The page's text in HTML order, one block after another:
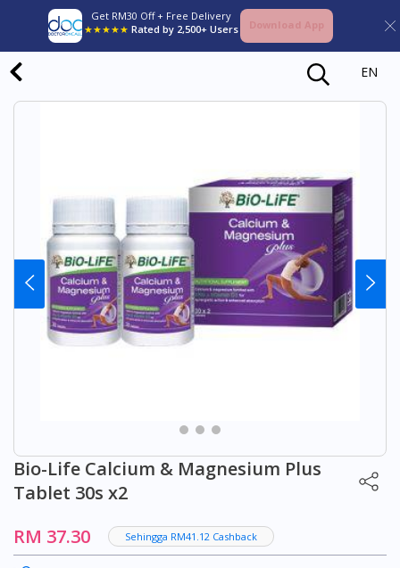
Get RM30 Off + Free Delivery
★★★★★ Rated by 2,500+ Users Download App
EN
Bio-Life Calcium & Magnesium Plus
Tablet 30s x2
RM 37.30
Sehingga RM41.12 Cashback